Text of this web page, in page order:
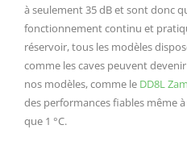
à seulement 35 dB et sont donc
fonctionnement continu et
réservoir, tous les modèles
comme les caves peuvent
nos modèles, comme le DD8L
des performances fiables même
que 1 °C.